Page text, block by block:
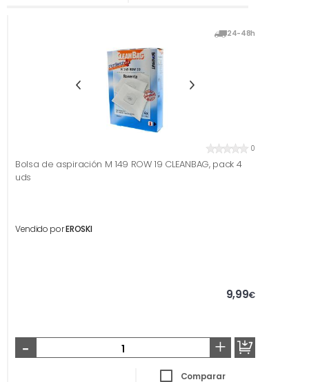
24-48h
0
Bolsa de aspiración M 149 ROW 19 CLEANBAG, pack 4
uds
Vendido porEROSKI
9,99€
- +
Comparar